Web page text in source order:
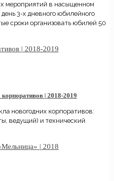
мероприятий в насыщенном
3-х дневного юбилейного
сроки организовать юбилей 50
| 2018-2019
| 2018-2019
новогодних корпоративов:
ведущий) и технический
| 2018